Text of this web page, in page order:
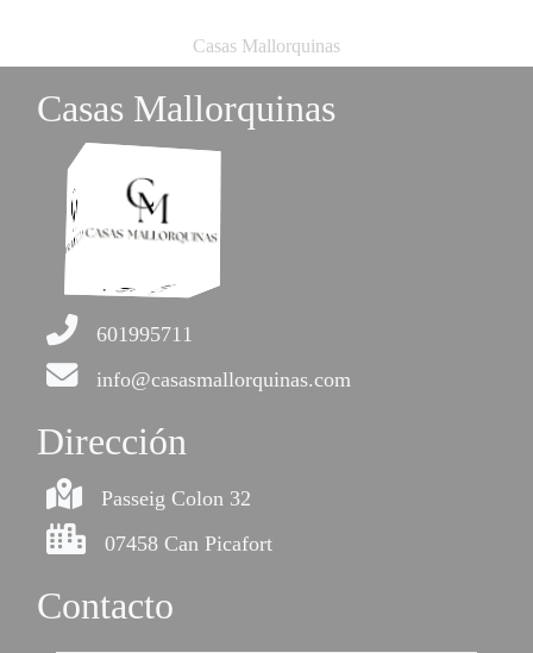
Casas Mallorquinas
Casas Mallorquinas
601995711
info@casasmallorquinas.com
Dirección
Passeig Colon 32
07458 Can Picafort
Contacto